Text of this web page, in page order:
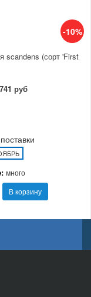
-10%
scandens (сорт 'First
741 руб
много
В корзину